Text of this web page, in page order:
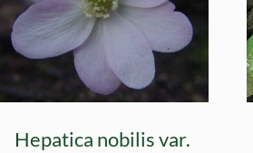
Hepatica nobilis var.